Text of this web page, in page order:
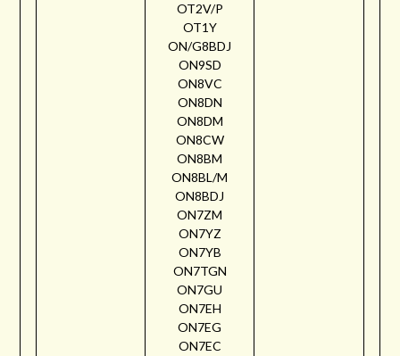
OT2V/P
OT1Y
ON/G8BDJ
ON9SD
ON8VC
ON8DN
ON8DM
ON8CW
ON8BM
ON8BL/M
ON8BDJ
ON7ZM
ON7YZ
ON7YB
ON7TGN
ON7GU
ON7EH
ON7EG
ON7EC